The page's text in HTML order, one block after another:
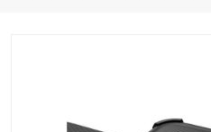
行为观察与表情分析